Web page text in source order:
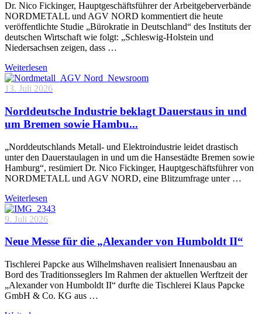
Dr. Nico Fickinger, Hauptgeschäftsführer der Arbeitgeberverbände
NORDMETALL und AGV NORD kommentiert die heute
veröffentlichte Studie „Bürokratie in Deutschland“ des Instituts der
deutschen Wirtschaft wie folgt: „Schleswig-Holstein und
Niedersachsen zeigen, dass …
Weiterlesen
13. Juli 2026
Norddeutsche Industrie beklagt Dauerstaus in und
um Bremen sowie Hambu...
„Norddeutschlands Metall- und Elektroindustrie leidet drastisch
unter den Dauerstaulagen in und um die Hansestädte Bremen sowie
Hamburg“, resümiert Dr. Nico Fickinger, Hauptgeschäftsführer von
NORDMETALL und AGV NORD, eine Blitzumfrage unter …
Weiterlesen
9. Juli 2026
Neue Messe für die „Alexander von Humboldt II“
Tischlerei Papcke aus Wilhelmshaven realisiert Innenausbau an
Bord des Traditionsseglers Im Rahmen der aktuellen Werftzeit der
„Alexander von Humboldt II“ durfte die Tischlerei Klaus Papcke
GmbH & Co. KG aus …